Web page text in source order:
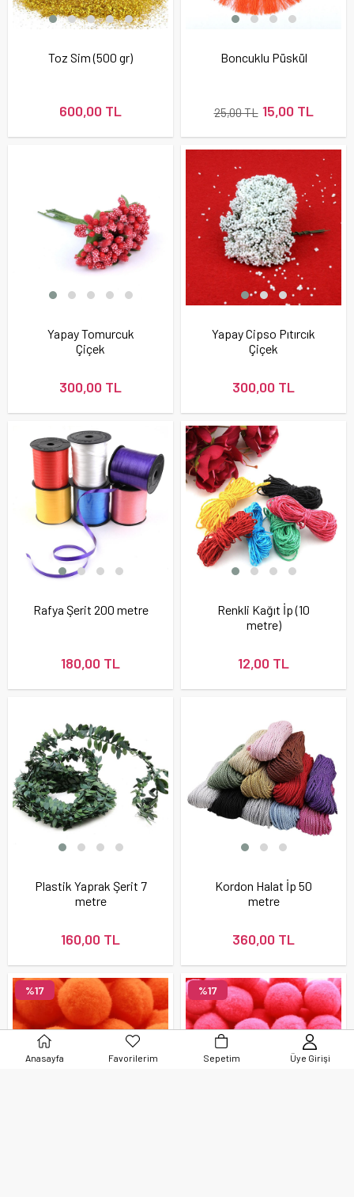
Toz Sim (500 gr)
600,00 TL
Boncuklu Püskül
15,00 TL
25,00 TL
Yapay Tomurcuk
Çiçek
300,00 TL
Yapay Cipso Pıtırcık
Çiçek
300,00 TL
Rafya Şerit 200 metre
180,00 TL
Renkli Kağıt İp (10
metre)
12,00 TL
Plastik Yaprak Şerit 7
metre
160,00 TL
Kordon Halat İp 50
metre
360,00 TL
%17 %17
Anasayfa Favorilerim Sepetim Üye Girişi